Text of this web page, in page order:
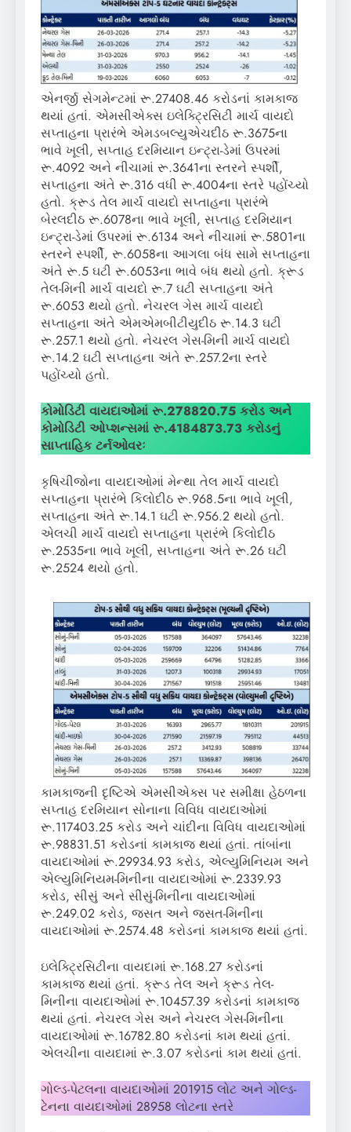
એનર્જી સેગમેન્ટમાં રૂ.27408.46 કરોડનાં કામકાજ
થયાં હતાં. એમસીએક્સ ઇલેક્ટ્રિસિટી માર્ચ વાયદો
સપ્તાહના પ્રારંભે એમડબલ્યુએચદીઠ રૂ.3675ના
ભાવે ખૂલી, સપ્તાહ દરમિયાન ઇન્ટ્રા-ડેમાં ઉપરમાં
રૂ.4092 અને નીચામાં રૂ.3641ના સ્તરને સ્પર્શી,
સપ્તાહના અંતે રૂ.316 વધી રૂ.4004ના સ્તરે પહોંચ્યો
હતો. ક્રૂડ તેલ માર્ચ વાયદો સપ્તાહના પ્રારંભે
બેરલદીઠ રૂ.6078ના ભાવે ખૂલી, સપ્તાહ દરમિયાન
ઇન્ટ્રા-ડેમાં ઉપરમાં રૂ.6134 અને નીચામાં રૂ.5801ના
સ્તરને સ્પર્શી, રૂ.6058ના આગલા બંધ સામે સપ્તાહના
અંતે રૂ.5 ઘટી રૂ.6053ના ભાવે બંધ થયો હતો. ક્રૂડ
તેલ-મિની માર્ચ વાયદો રૂ.7 ઘટી સપ્તાહના અંતે
રૂ.6053 થયો હતો. નેચરલ ગેસ માર્ચ વાયદો
સપ્તાહના અંતે એમએમબીટીયુદીઠ રૂ.14.3 ઘટી
રૂ.257.1 થયો હતો. નેચરલ ગેસ-મિની માર્ચ વાયદો
રૂ.14.2 ઘટી સપ્તાહના અંતે રૂ.257.2ના સ્તરે
પહોંચ્યો હતો.
કોમોડિટી વાયદાઓમાં રૂ.278820.75 કરોડ અને
કોમોડિટી ઓપ્શન્સમાં રૂ.4184873.73 કરોડનું
સાપ્તાહિક ટર્નઓવરઃ
કૃષિચીજોના વાયદાઓમાં મેન્થા તેલ માર્ચ વાયદો
સપ્તાહના પ્રારંભે કિલોદીઠ રૂ.968.5ના ભાવે ખૂલી,
સપ્તાહના અંતે રૂ.14.1 ઘટી રૂ.956.2 થયો હતો.
એલચી માર્ચ વાયદો સપ્તાહના પ્રારંભે કિલોદીઠ
રૂ.2535ના ભાવે ખૂલી, સપ્તાહના અંતે રૂ.26 ઘટી
રૂ.2524 થયો હતો.
કામકાજની દૃષ્ટિએ એમસીએક્સ પર સમીક્ષા હેઠળના
સપ્તાહ દરમિયાન સોનાના વિવિધ વાયદાઓમાં
રૂ.117403.25 કરોડ અને ચાંદીના વિવિધ વાયદાઓમાં
રૂ.98831.51 કરોડનાં કામકાજ થયાં હતાં. તાંબાંના
વાયદાઓમાં રૂ.29934.93 કરોડ, એલ્યુમિનિયમ અને
એલ્યુમિનિયમ-મિનીના વાયદાઓમાં રૂ.2339.93
કરોડ, સીસું અને સીસું-મિનીના વાયદાઓમાં
રૂ.249.02 કરોડ, જસત અને જસત-મિનીના
વાયદાઓમાં રૂ.2574.48 કરોડનાં કામકાજ થયાં હતાં.
ઇલેક્ટ્રિસિટીના વાયદામાં રૂ.168.27 કરોડનાં
કામકાજ થયાં હતાં. ક્રૂડ તેલ અને ક્રૂડ તેલ-
મિનીના વાયદાઓમાં રૂ.10457.39 કરોડનાં કામકાજ
થયાં હતાં. નેચરલ ગેસ અને નેચરલ ગેસ-મિનીના
વાયદાઓમાં રૂ.16782.80 કરોડનાં કામ થયાં હતાં.
એલચીના વાયદામાં રૂ.3.07 કરોડનાં કામ થયાં હતાં.
ગોલ્ડ-પેટલના વાયદાઓમાં 201915 લોટ અને ગોલ્ડ-
ટેનના વાયદાઓમાં 28958 લોટના સ્તરે